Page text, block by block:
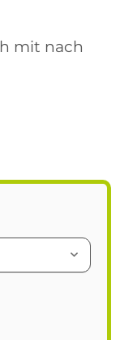
mit nach